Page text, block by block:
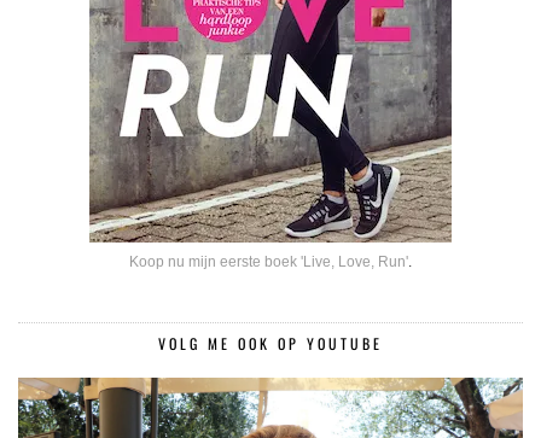
Koop nu mijn eerste boek 'Live, Love, Run'.
VOLG ME OOK OP YOUTUBE